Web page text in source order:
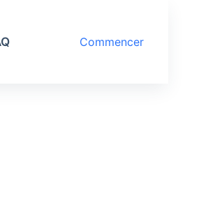
Commencer